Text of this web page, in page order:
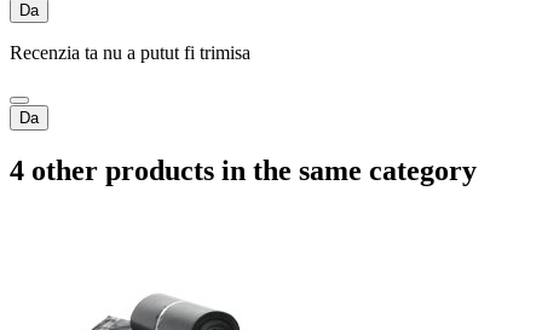
Da
Recenzia ta nu a putut fi trimisa
Da
4 other products in the same category